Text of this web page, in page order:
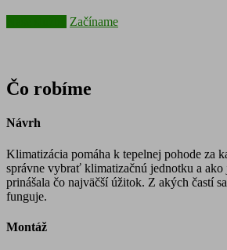
Začíname
Čo robíme
Návrh
Klimatizácia pomáha k tepelnej pohode za
správne vybrať klimatizačnú jednotku a
prinášala čo najväčší úžitok. Z akých častí
funguje.
Montáž